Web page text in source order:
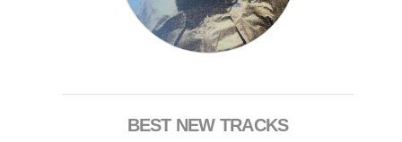
BEST NEW TRACKS